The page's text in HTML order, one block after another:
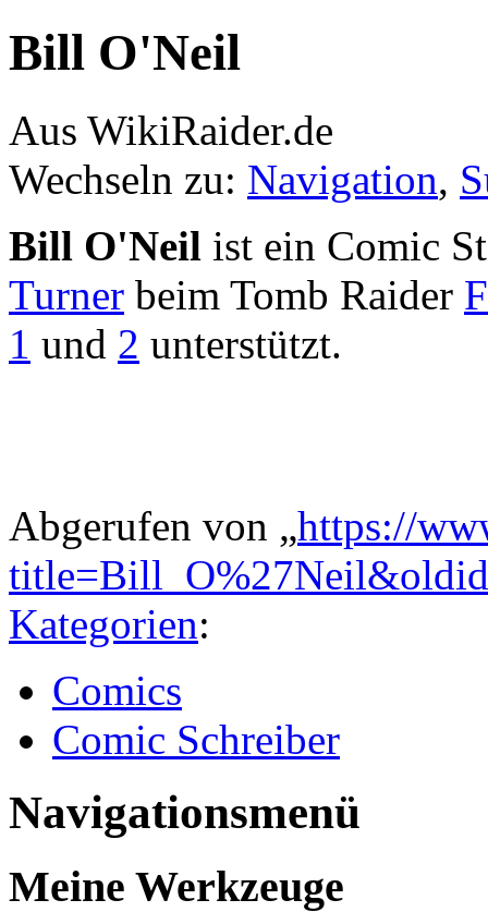
Bill O'Neil
Aus WikiRaider.de
Wechseln zu: Navigation,
Bill O'Neil ist ein Comic
Turner beim Tomb Raider
1 und 2 unterstützt.
Abgerufen von „https://
Kategorien:
Comics
Comic Schreiber
Navigationsmenü
Meine Werkzeuge